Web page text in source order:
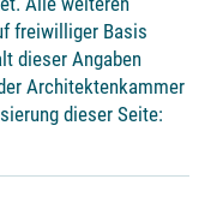
freiwilliger Basis
dieser Angaben
Architektenkammer
dieser Seite: